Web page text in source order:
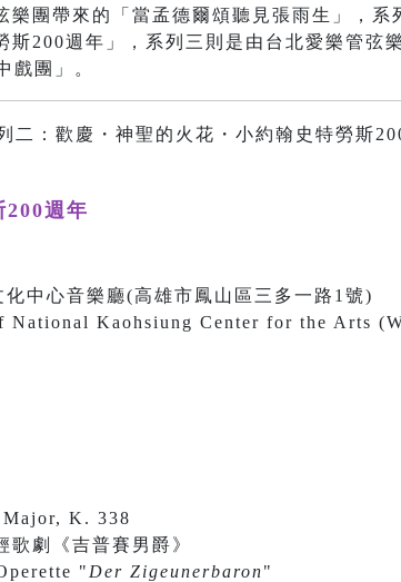
團帶來的「當孟德爾頌聽見張雨生」，系
斯200週年」，系列三則是由台北愛樂管弦
戲團」。
200週年
中心音樂廳(高雄市鳳山區三多一路1號)
National Kaohsiung Center for the Arts
K. 338
劇《吉普賽男爵》
" Der Zigeunerbaron"